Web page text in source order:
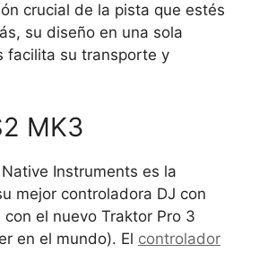
crucial de la pista que estés
su diseño en una sola
facilita su transporte y
MK3
Instruments es la
mejor controladora DJ con
el nuevo Traktor Pro 3
en el mundo). El controlador